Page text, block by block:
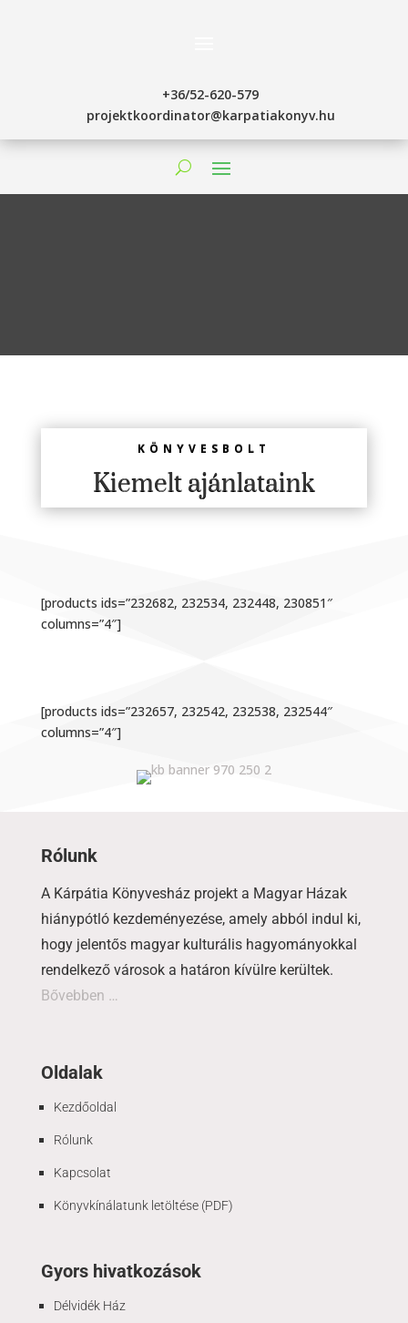
+36/52-620-579
projektkoordinator@karpatiakonyv.hu
KÖNYVESBOLT
Kiemelt ajánlataink
[products ids=”232682, 232534, 232448, 230851″
columns=”4″]
[products ids=”232657, 232542, 232538, 232544″
columns=”4″]
Rólunk
A Kárpátia Könyvesház projekt a Magyar Házak
hiánypótló kezdeményezése, amely abból indul ki,
hogy jelentős magyar kulturális hagyományokkal
rendelkező városok a határon kívülre kerültek.
Bővebben …
Oldalak
Kezdőoldal
Rólunk
Kapcsolat
Könyvkínálatunk letöltése (PDF)
Gyors hivatkozások
Délvidék Ház